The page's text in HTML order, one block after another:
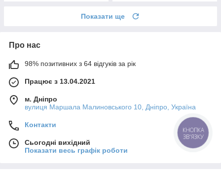
Показати ще
Про нас
98% позитивних з 64 відгуків за рік
Працює з 13.04.2021
м. Дніпро
вулиця Маршала Малиновського 10, Дніпро, Україна
Контакти
Сьогодні вихідний
Показати весь графік роботи
КНОПКА
ЗВ'ЯЗКУ